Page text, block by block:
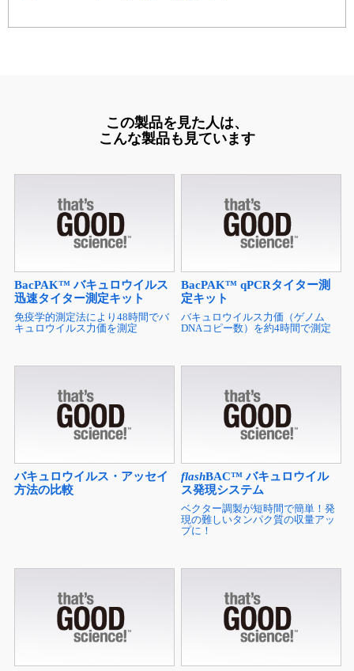
この製品を見た人は、
こんな製品も見ています
BacPAK™ バキュロウイルス
迅速タイター測定キット
免疫学的測定法により48時間でバ
キュロウイルス力価を測定
BacPAK™ qPCRタイター測
定キット
バキュロウイルス力価（ゲノム
DNAコピー数）を約4時間で測定
バキュロウイルス・アッセイ
方法の比較
flashBAC™ バキュロウイル
ス発現システム
ベクター調製が短時間で簡単！発
現の難しいタンパク質の収量アッ
プに！